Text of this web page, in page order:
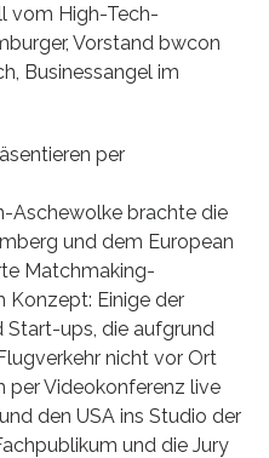
vom High-Tech-
Vorstand bwcon
Businessangel im
per
Aschewolke brachte die
und dem European
Matchmaking-
Konzept: Einige der
Start-ups, die aufgrund
nicht vor Ort
per Videokonferenz live
den USA ins Studio der
und die Jury